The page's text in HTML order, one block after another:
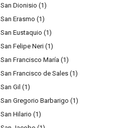
San Dionisio (1)
San Erasmo (1)
San Eustaquio (1)
San Felipe Neri (1)
San Francisco María (1)
San Francisco de Sales (1)
San Gil (1)
San Gregorio Barbarigo (1)
San Hilario (1)